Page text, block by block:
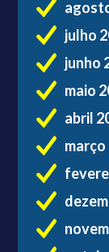
julho
junho
maio
abril
março